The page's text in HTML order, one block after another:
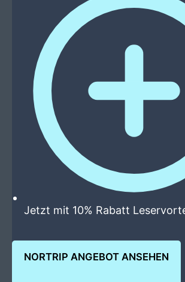
Jetzt mit 10% Rabatt
NORTRIP ANGEBOT ANSEHEN